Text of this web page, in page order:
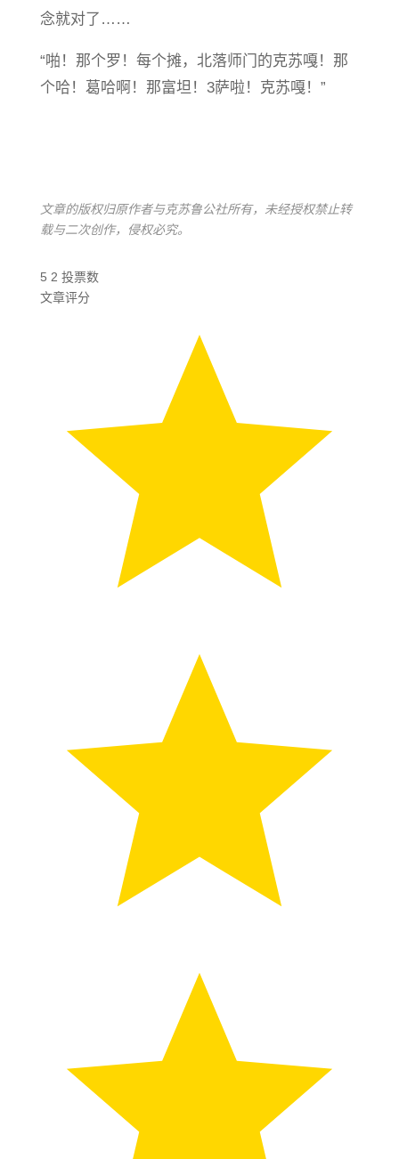
念就对了……
“啪！那个罗！每个摊，北落师门的克苏嘎！那
个哈！葛哈啊！那富坦！3萨啦！克苏嘎！”
文章的版权归原作者与克苏鲁公社所有，未经授权禁止转
载与二次创作，侵权必究。
5 2 投票数
文章评分